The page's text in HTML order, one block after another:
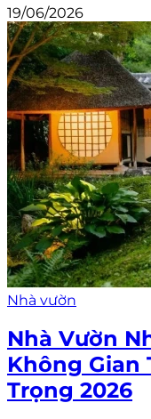
19/06/2026
Nhà vườn
Nhà Vườn
Không Gian
Trọng 2026